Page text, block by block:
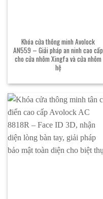
Khóa cửa thông minh Avolock
AN559 – Giải pháp an ninh cao cấp
cho cửa nhôm Xingfa và cửa nhôm
hệ